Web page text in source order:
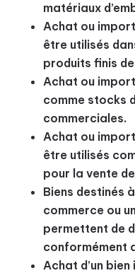
matériaux
Achat ou
être utilisés
produits finis
Achat ou
comme stocks
commerciales.
Achat ou
être utilisés
pour la vente
Biens destinés
commerce ou
permettent de
conformément
Achat d’un